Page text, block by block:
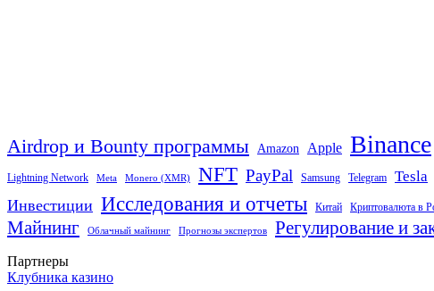
Airdrop и Bounty программы Amazon Apple Binance
Lightning Network Meta Monero (XMR) NFT PayPal Samsung Telegram Tesla
Инвестиции Исследования и отчеты Китай Криптовалюта в
Майнинг Облачный майнинг Прогнозы экспертов Регулирование и
Партнеры
Клубника казино